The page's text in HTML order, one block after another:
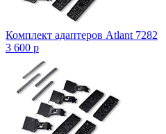
Комплект адаптеров Atlant 7282
3 600 p